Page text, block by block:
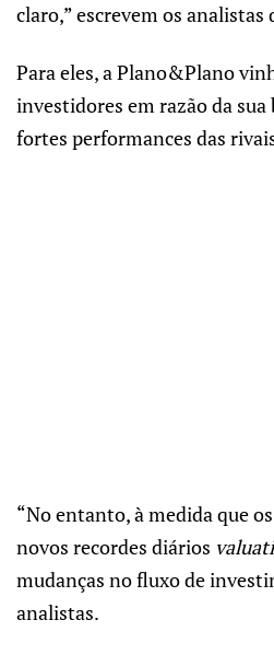
claro,” escrevem os analistas
Para eles, a Plano&Plano
investidores em razão da sua
fortes performances das
“No entanto, à medida que
novos recordes diários
mudanças no fluxo de
analistas.